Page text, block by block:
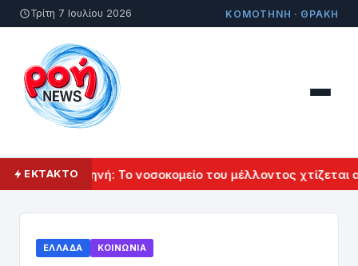
Τρίτη 7 Ιουλίου 2026 ΚΟΜΟΤΗΝΗ · ΘΡΑΚΗ
ΕΚΤΑΚΤΟ
Κομοτηνή: Το νοσοκομείο του μέλλοντος χτίζεται
ΕΛΛΆΔΑ ΚΟΙΝΩΝΊΑ